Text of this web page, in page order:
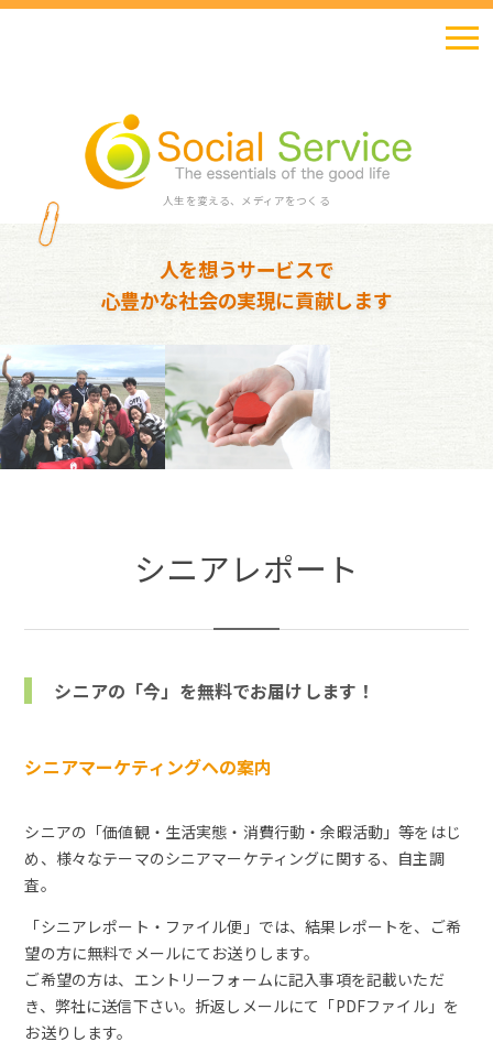
人生を変える、メディアをつくる
人を想うサービスで
心豊かな社会の実現に貢献します
シニアレポート
シニアの「今」を無料でお届けします！
シニアマーケティングヘの案内
シニアの「価値観・生活実態・消費行動・余暇活動」等をはじ
め、様々なテーマのシニアマーケティングに関する、自主調
査。
「シニアレポート・ファイル便」では、結果レポートを、ご希
望の方に無料でメールにてお送りします。
ご希望の方は、エントリーフォームに記入事項を記載いただ
き、弊社に送信下さい。折返しメールにて「PDFファイル」を
お送りします。